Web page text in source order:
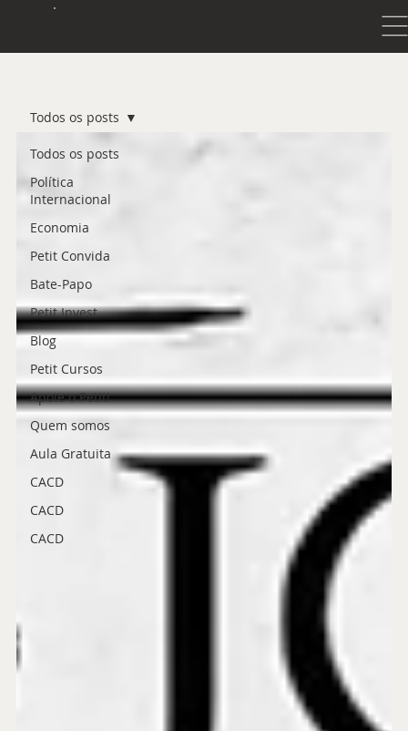
Todos os posts
Política
Internacional
Economia
Petit Convida
Bate-Papo
Petit Invest
Blog
Petit Cursos
Apoie o Petit!
Quem somos
Aula Gratuita
CACD
CACD
CACD
Todos os posts